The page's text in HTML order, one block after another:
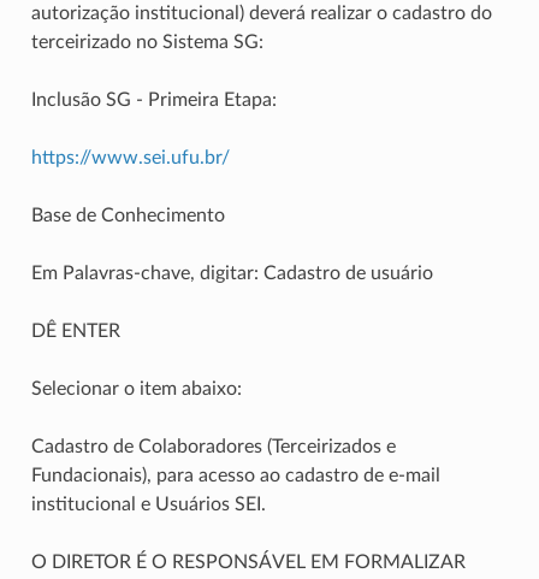
autorização institucional) deverá realizar o cadastro do
terceirizado no Sistema SG:
Inclusão SG - Primeira Etapa:
https://www.sei.ufu.br/
Base de Conhecimento
Em Palavras-chave, digitar: Cadastro de usuário
DÊ ENTER
Selecionar o item abaixo:
Cadastro de Colaboradores (Terceirizados e
Fundacionais), para acesso ao cadastro de e-mail
institucional e Usuários SEI.
O DIRETOR É O RESPONSÁVEL EM FORMALIZAR